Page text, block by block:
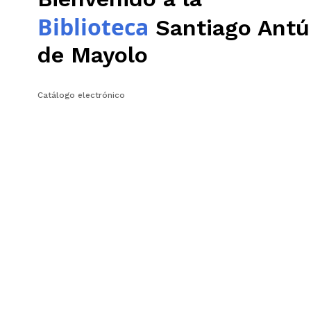
Biblioteca Santiago
de Mayolo
Catálogo electrónico